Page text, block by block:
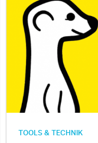
TOOLS & TECHNIK